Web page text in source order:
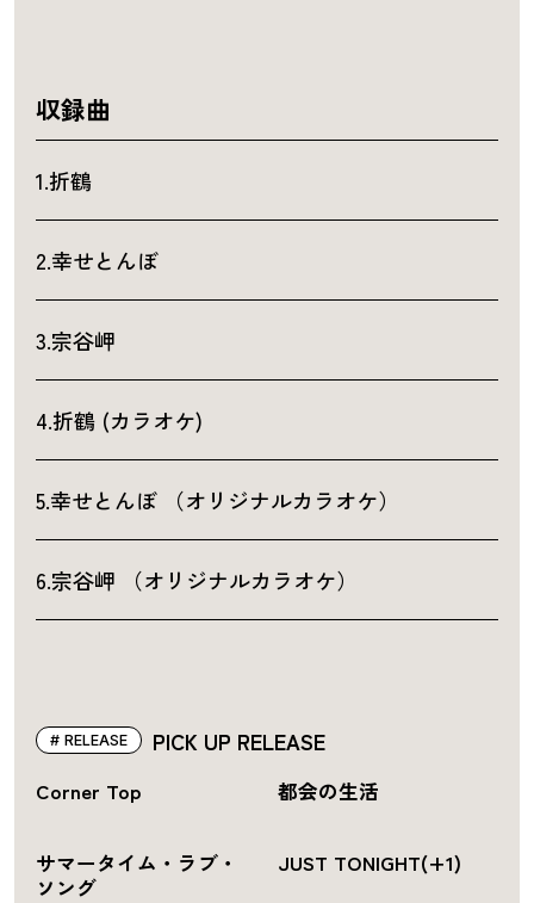
収録曲
1.折鶴
2.幸せとんぼ
3.宗谷岬
4.折鶴 (カラオケ)
5.幸せとんぼ （オリジナルカラオケ）
6.宗谷岬 （オリジナルカラオケ）
PICK UP RELEASE
RELEASE
Corner Top 都会の生活
サマータイム・ラブ・
ソング
JUST TONIGHT(+1)